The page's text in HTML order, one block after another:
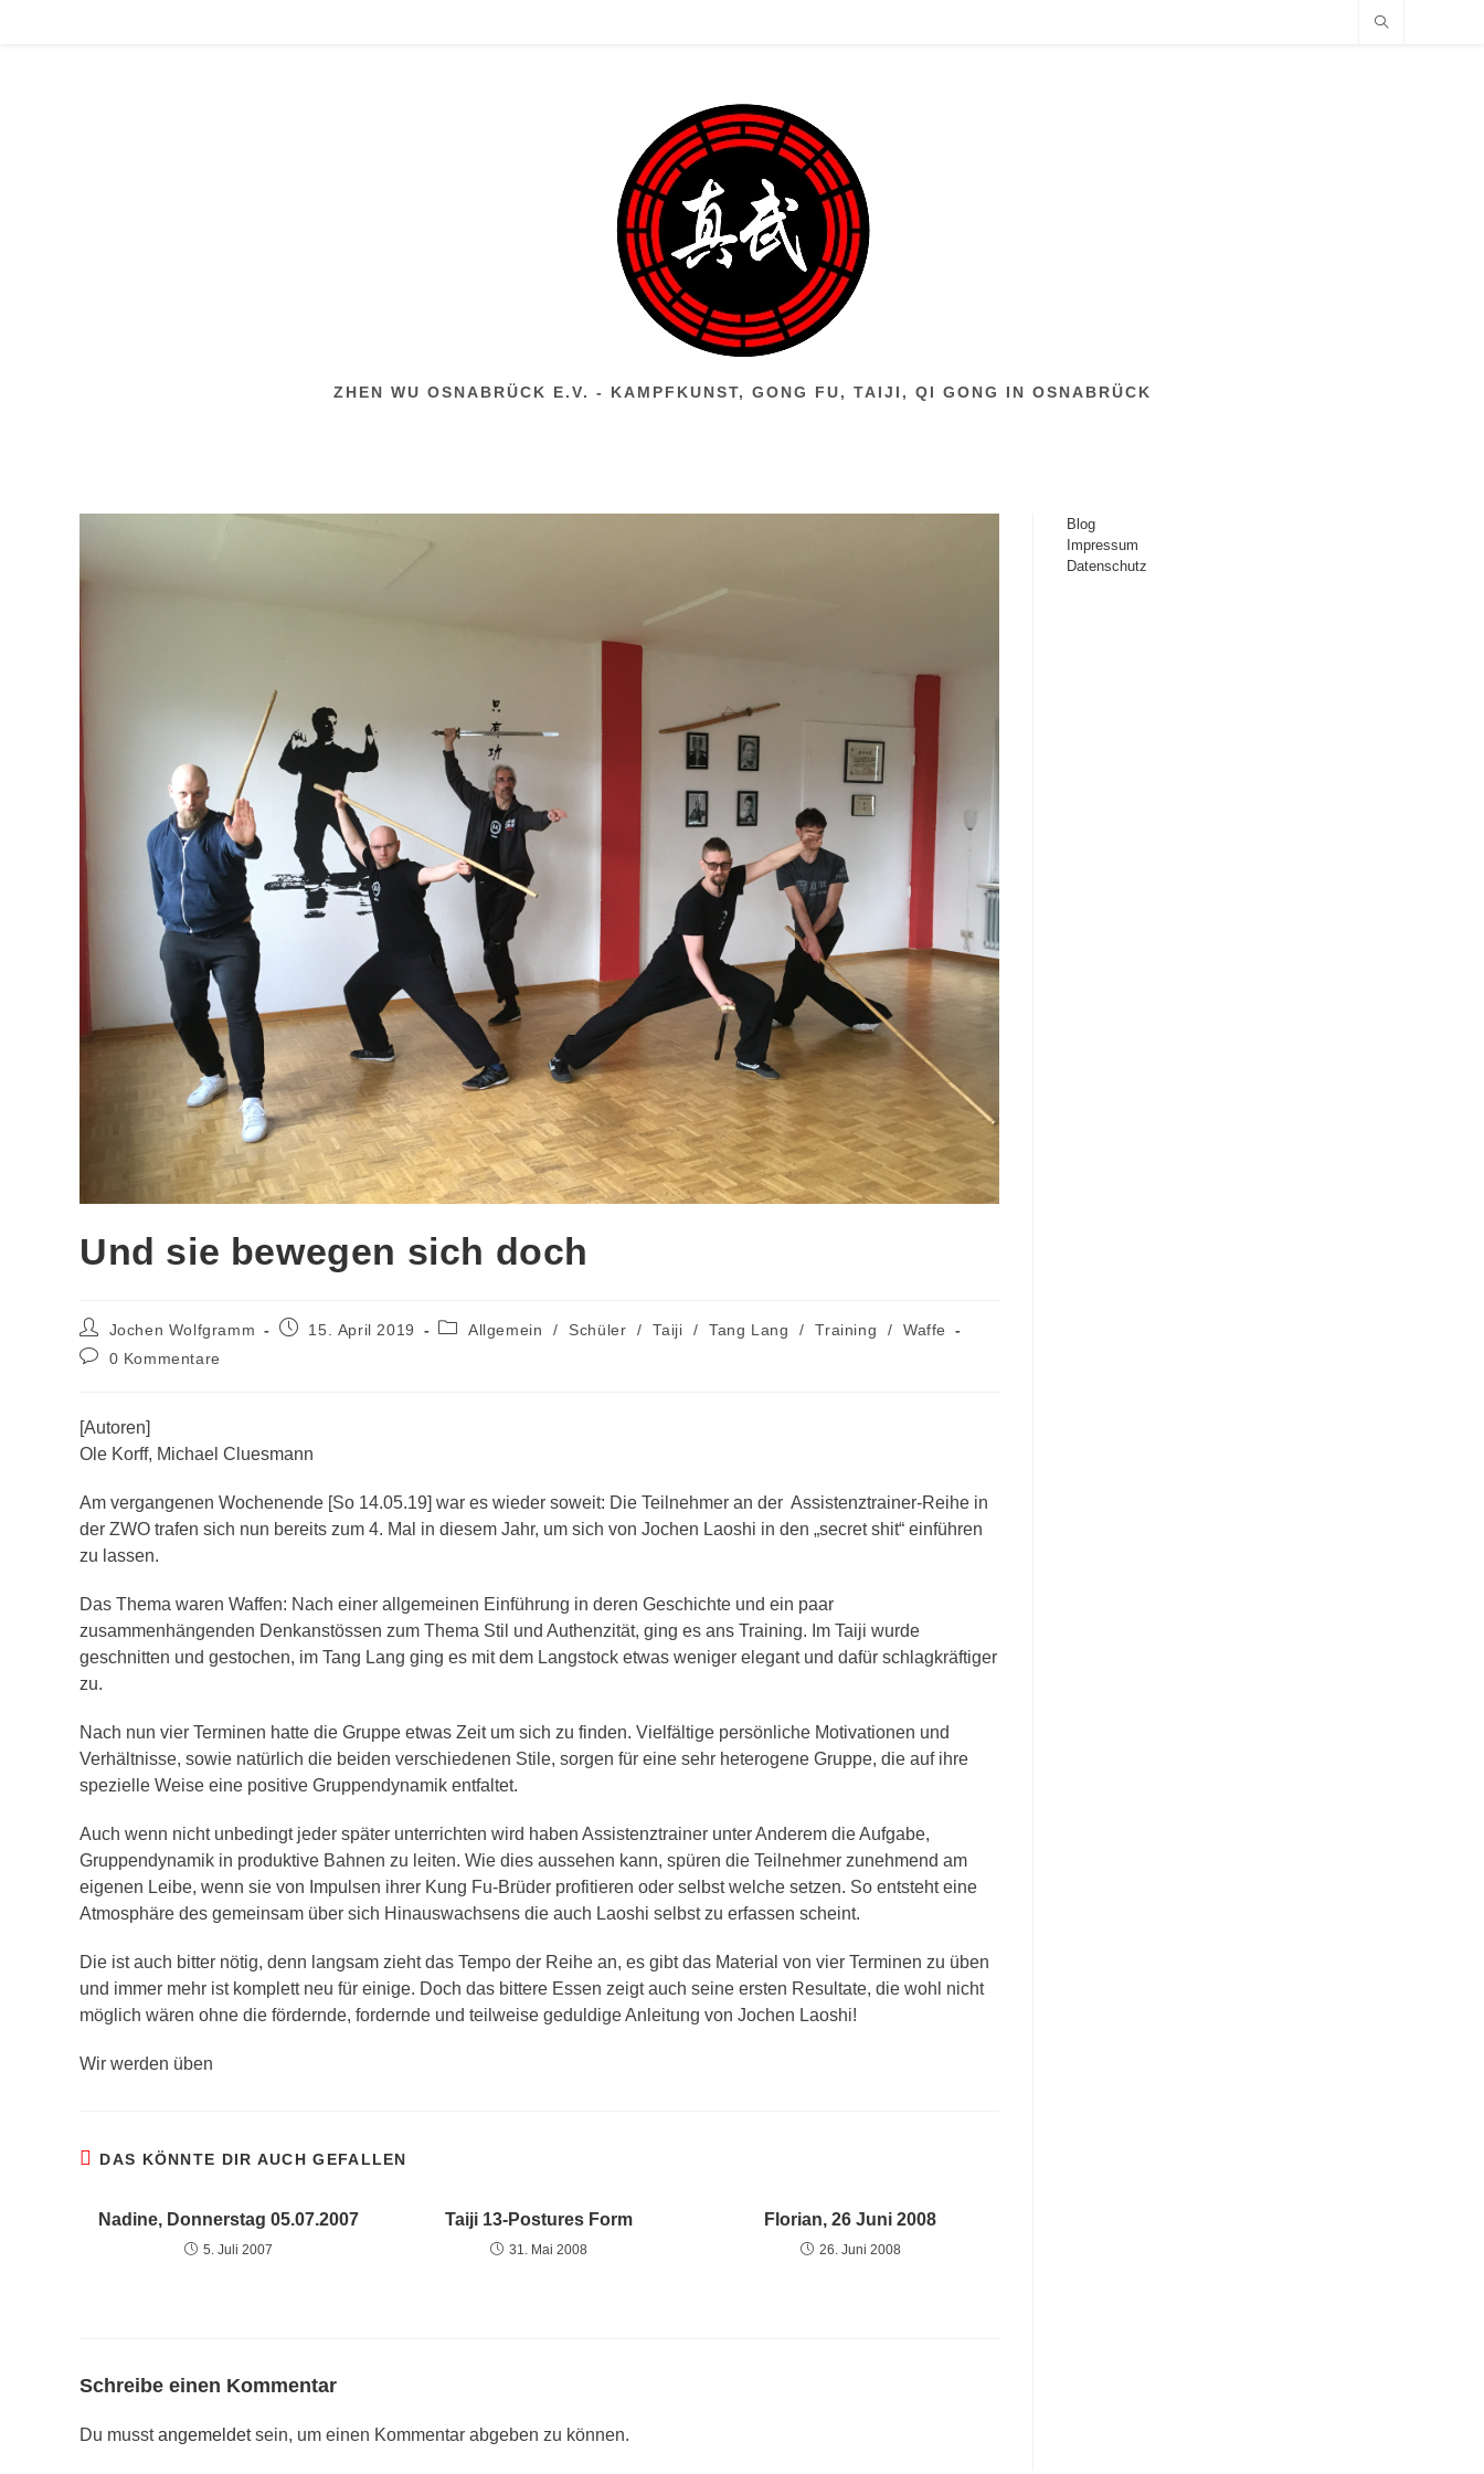
ZHEN WU OSNABRÜCK E.V. - KAMPFKUNST, GONG FU, TAIJI, QI GONG IN OSNABRÜCK
Und sie bewegen sich doch
Beitrags-
Autor:
Jochen Wolfgramm
Beitrag15. April 2019
Beitrags-
Allgemein / Schüler / Taiji / Tang Lang / Training /
Waffe
Beitrags-
0 Kommentare
[Autoren]
Ole Korff, Michael Cluesmann
Am vergangenen Wochenende [So 14.05.19] war es wieder soweit: Die Teilnehmer an der Assistenztrainer-Reihe in
der ZWO trafen sich nun bereits zum 4. Mal in diesem Jahr, um sich von Jochen Laoshi in den „secret shit“ einführen
zu lassen.
Das Thema waren Waffen: Nach einer allgemeinen Einführung in deren Geschichte und ein paar
zusammenhängenden Denkanstössen zum Thema Stil und Authenzität, ging es ans Training. Im Taiji wurde
geschnitten und gestochen, im Tang Lang ging es mit dem Langstock etwas weniger elegant und dafür schlagkräftiger
zu.
Nach nun vier Terminen hatte die Gruppe etwas Zeit um sich zu finden. Vielfältige persönliche Motivationen und
Verhältnisse, sowie natürlich die beiden verschiedenen Stile, sorgen für eine sehr heterogene Gruppe, die auf ihre
spezielle Weise eine positive Gruppendynamik entfaltet.
Auch wenn nicht unbedingt jeder später unterrichten wird haben Assistenztrainer unter Anderem die Aufgabe,
Gruppendynamik in produktive Bahnen zu leiten. Wie dies aussehen kann, spüren die Teilnehmer zunehmend am
eigenen Leibe, wenn sie von Impulsen ihrer Kung Fu-Brüder profitieren oder selbst welche setzen. So entsteht eine
Atmosphäre des gemeinsam über sich Hinauswachsens die auch Laoshi selbst zu erfassen scheint.
Die ist auch bitter nötig, denn langsam zieht das Tempo der Reihe an, es gibt das Material von vier Terminen zu üben
und immer mehr ist komplett neu für einige. Doch das bittere Essen zeigt auch seine ersten Resultate, die wohl nicht
möglich wären ohne die fördernde, fordernde und teilweise geduldige Anleitung von Jochen Laoshi!
Wir werden üben
DAS KÖNNTE DIR AUCH GEFALLEN
Nadine, Donnerstag 05.07.2007
5. Juli 2007
Taiji 13-Postures Form
31. Mai 2008
Florian, 26 Juni 2008
26. Juni 2008
Schreibe einen Kommentar
Du musstangemeldetsein, um einen Kommentar abgeben zu können.
Blog
Impressum
Datenschutz